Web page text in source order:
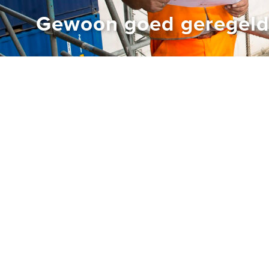
Gewoon goed geregeld